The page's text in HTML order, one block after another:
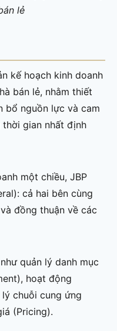
lẻ
kế hoạch kinh doanh
bán lẻ, nhằm thiết
bổ nguồn lực và cam
gian nhất định
một chiều, JBP
cả hai bên cùng
đồng thuận về các
quản lý danh mục
hoạt động
chuỗi cung ứng
(Pricing).